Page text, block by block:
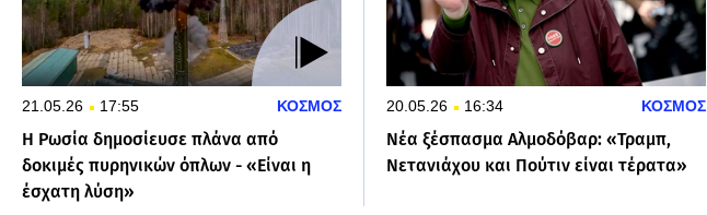
21.05.26 17:55 ΚΟΣΜΟΣ
Η Ρωσία δημοσίευσε πλάνα από
δοκιμές πυρηνικών όπλων - «Είναι η
έσχατη λύση»
20.05.26 16:34 ΚΟΣΜΟΣ
Νέα ξέσπασμα Αλμοδόβαρ: «Τραμπ,
Νετανιάχου και Πούτιν είναι τέρατα»